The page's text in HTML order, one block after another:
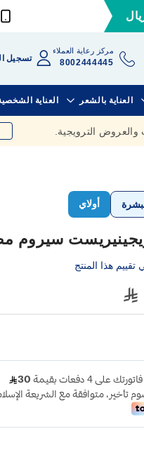
مركز رعاية العملاء
8002444445 تسجيل
العناية بالشعر العناية
الترويجية.
أولاي
سيروم
هذا المنتج